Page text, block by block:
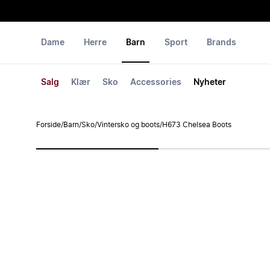
Dame Herre Barn
Salg Klær Sko Accessories Nyheter
Sport Brands
Forside/Barn/Sko/Vintersko og boots/H673 Chelsea Boots